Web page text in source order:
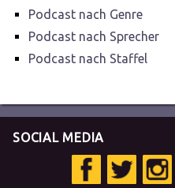
Podcast nach Genre
Podcast nach Sprecher
Podcast nach Staffel
SOCIAL MEDIA